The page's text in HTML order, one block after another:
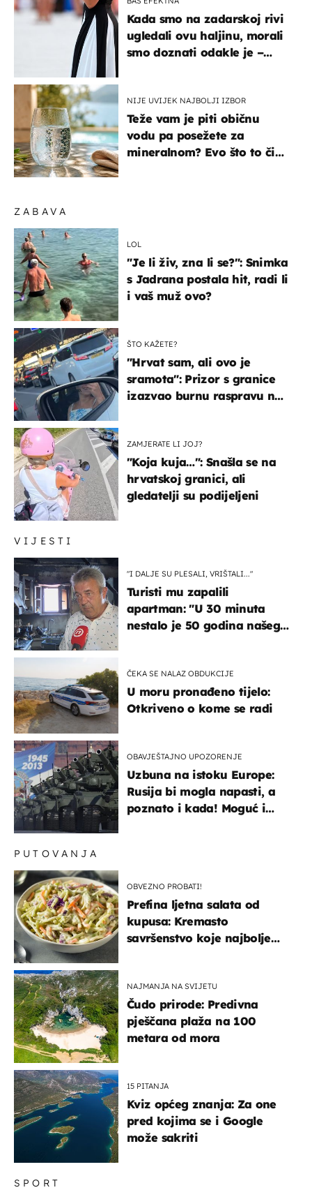
VIJESTI
"I DALJE SU PLESALI, VRIŠTALI..."
Turisti mu zapalili
apartman: "U 30 minuta
nestalo je 50 godina našeg
ČEKA SE NALAZ OBDUKCIJE
U moru pronađeno tijelo:
Otkriveno o kome se radi
OBAVJEŠTAJNO UPOZORENJE
Uzbuna na istoku Europe:
Rusija bi mogla napasti, a
poznato i kada! Moguć i
ZABAVA
LOL
"Je li živ, zna li se?": Snimka
s Jadrana postala hit, radi li
i vaš muž ovo?
ŠTO KAŽETE?
"Hrvat sam, ali ovo je
sramota": Prizor s granice
izazvao burnu raspravu na
ZAMJERATE LI JOJ?
"Koja kuja…": Snašla se na
hrvatskoj granici, ali
gledatelji su podijeljeni
SPORT
PUTOVANJA
OBVEZNO PROBATI!
Prefina ljetna salata od
kupusa: Kremasto
savršenstvo koje najbolje
NAJMANJA NA SVIJETU
Čudo prirode: Predivna
pješčana plaža na 100
metara od mora
15 PITANJA
Kviz općeg znanja: Za one
pred kojima se i Google
može sakriti
Kada smo na zadarskoj rivi
ugledali ovu haljinu, morali
smo doznati odakle je –
NIJE UVIJEK NAJBOLJI IZBOR
Teže vam je piti običnu
vodu pa posežete za
mineralnom? Evo što to čini